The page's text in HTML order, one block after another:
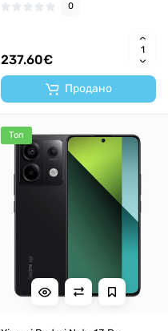
0
237.60€
Продано
Топ